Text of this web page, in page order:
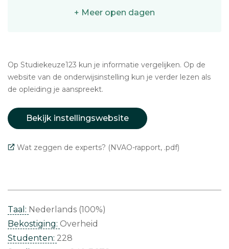
+ Meer open dagen
Op Studiekeuze123 kun je informatie vergelijken. Op de
website van de onderwijsinstelling kun je verder lezen als
de opleiding je aanspreekt.
Bekijk instellingswebsite
Wat zeggen de experts? (NVAO-rapport, .pdf)
Taal: Nederlands (100%)
Bekostiging: Overheid
Studenten: 228